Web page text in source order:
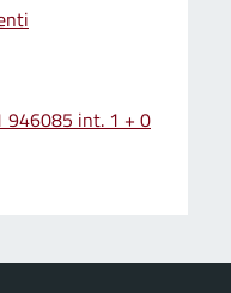
946085 int. 1 + 0